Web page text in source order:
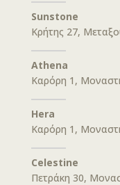
Sunstone
Κρήτης 27,
Athena
Καρόρη 1,
Hera
Καρόρη 1,
Celestine
Πετράκη 30,